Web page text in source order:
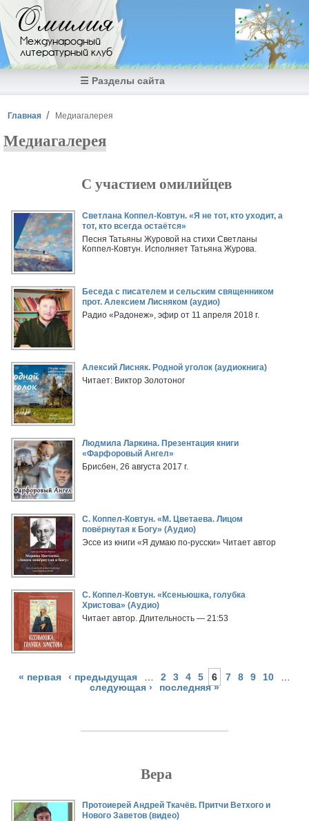
Перейти к основному содержанию
Омилия
Международный
литературный клуб
☰ Разделы сайта
Вы здесь
Главная Медиагалерея
Медиагалерея
С участием омилийцев
Светлана Коппел-Ковтун. «Я не тот, кто уходит, а
тот, кто всегда остаётся»
Песня Татьяны Журовой на стихи Светланы
Коппел-Ковтун. Исполняет Татьяна Журова.
Беседа с писателем и сельским священником
прот. Алексием Лисняком (аудио)
Радио «Радонеж», эфир от 11 апреля 2018 г.
Алексий Лисняк. Родной уголок (аудиокнига)
Читает: Виктор Золотоног
Людмила Ларкина. Презентация книги
«Фарфоровый Ангел»
Брисбен, 26 августа 2017 г.
С. Коппел-Ковтун. «М. Цветаева. Лицом
повёрнутая к Богу» (Аудио)
Эссе из книги «Я думаю по-русски» Читает автор
С. Коппел-Ковтун. «Ксеньюшка, голубка
Христова» (Аудио)
Читает автор. Длительность — 21:53
Страницы
« первая ‹ предыдущая 2 3 4 5 6 7 8 9 10
следующая ›
последняя »
Вера
Протоиерей Андрей Ткачёв. Притчи Ветхого и
Нового Заветов (видео)
Страницы